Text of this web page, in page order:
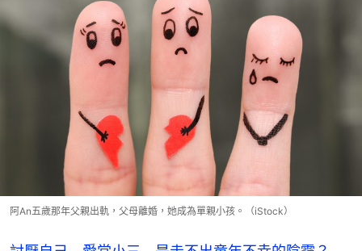
阿An五歲那年父親出軌，父母離婚，她成為單親小孩。（iStock）